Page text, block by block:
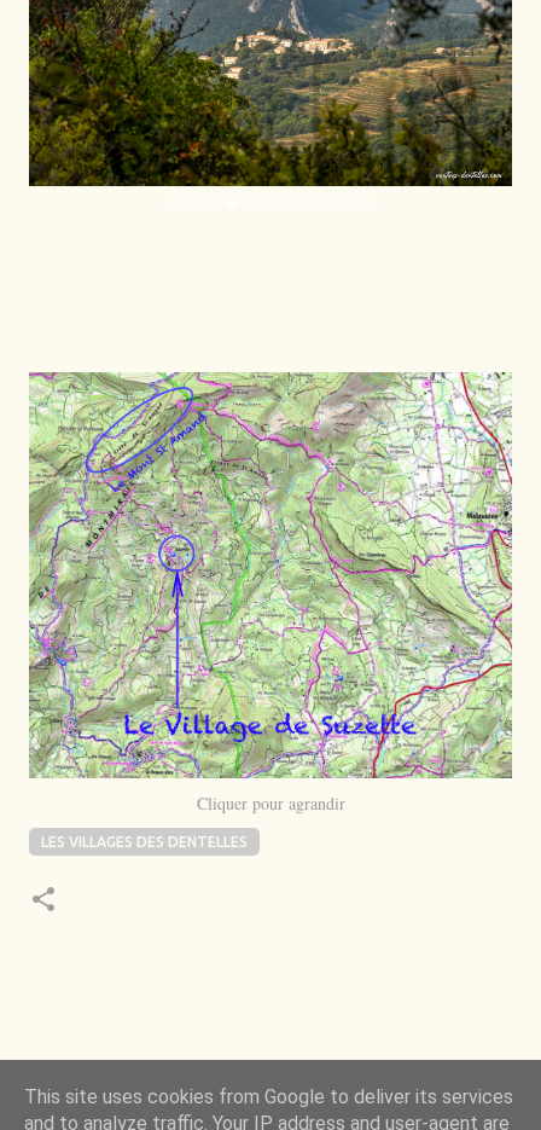
Cliquer pour agrandir
LES VILLAGES DES DENTELLES
de la Nature m’a toujours émerveillé mais ce qui
plus, c’est d’observer l’invisible qui l’a rendue
This site uses cookies from Google to deliver its services
and to analyze traffic. Your IP address and user-agent are